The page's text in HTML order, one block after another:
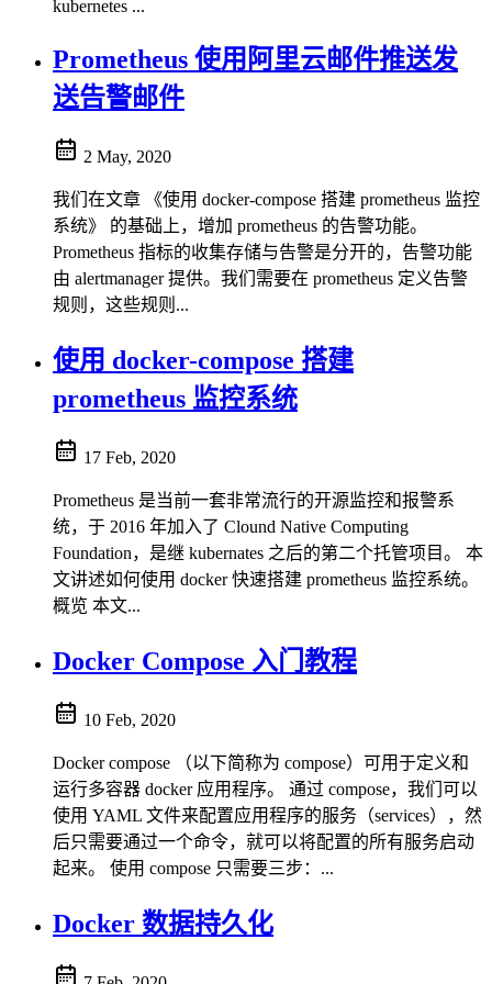
kubernetes ...
Prometheus 使用阿里云邮件推送发
送告警邮件
2 May, 2020
我们在文章 《使用 docker-compose 搭建 prometheus 监控
系统》 的基础上，增加 prometheus 的告警功能。
Prometheus 指标的收集存储与告警是分开的，告警功能
由 alertmanager 提供。我们需要在 prometheus 定义告警
规则，这些规则...
使用 docker-compose 搭建
prometheus 监控系统
17 Feb, 2020
Prometheus 是当前一套非常流行的开源监控和报警系
统，于 2016 年加入了 Clound Native Computing
Foundation，是继 kubernates 之后的第二个托管项目。 本
文讲述如何使用 docker 快速搭建 prometheus 监控系统。
概览 本文...
Docker Compose 入门教程
10 Feb, 2020
Docker compose （以下简称为 compose）可用于定义和
运行多容器 docker 应用程序。 通过 compose，我们可以
使用 YAML 文件来配置应用程序的服务（services），然
后只需要通过一个命令，就可以将配置的所有服务启动
起来。 使用 compose 只需要三步：...
Docker 数据持久化